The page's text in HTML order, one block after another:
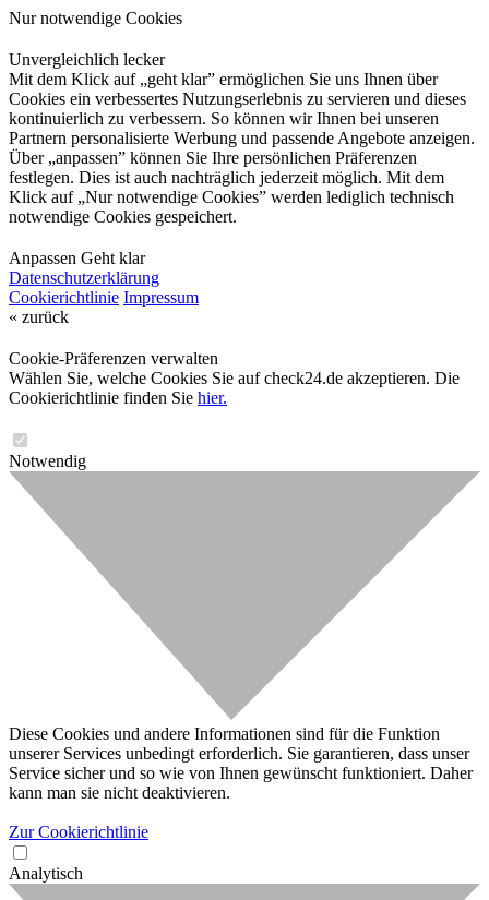
Nur notwendige Cookies
Unvergleichlich lecker
Mit dem Klick auf „geht klar” ermöglichen Sie uns Ihnen über
Cookies ein verbessertes Nutzungserlebnis zu servieren und dieses
kontinuierlich zu verbessern. So können wir Ihnen bei unseren
Partnern personalisierte Werbung und passende Angebote anzeigen.
Über „anpassen” können Sie Ihre persönlichen Präferenzen
festlegen. Dies ist auch nachträglich jederzeit möglich. Mit dem
Klick auf „Nur notwendige Cookies” werden lediglich technisch
notwendige Cookies gespeichert.
Anpassen Geht klar
Datenschutzerklärung
Cookierichtlinie Impressum
« zurück
Cookie-Präferenzen verwalten
Wählen Sie, welche Cookies Sie auf check24.de akzeptieren. Die
Cookierichtlinie finden Sie hier.
Notwendig
Diese Cookies und andere Informationen sind für die Funktion
unserer Services unbedingt erforderlich. Sie garantieren, dass unser
Service sicher und so wie von Ihnen gewünscht funktioniert. Daher
kann man sie nicht deaktivieren.
Zur Cookierichtlinie
Analytisch